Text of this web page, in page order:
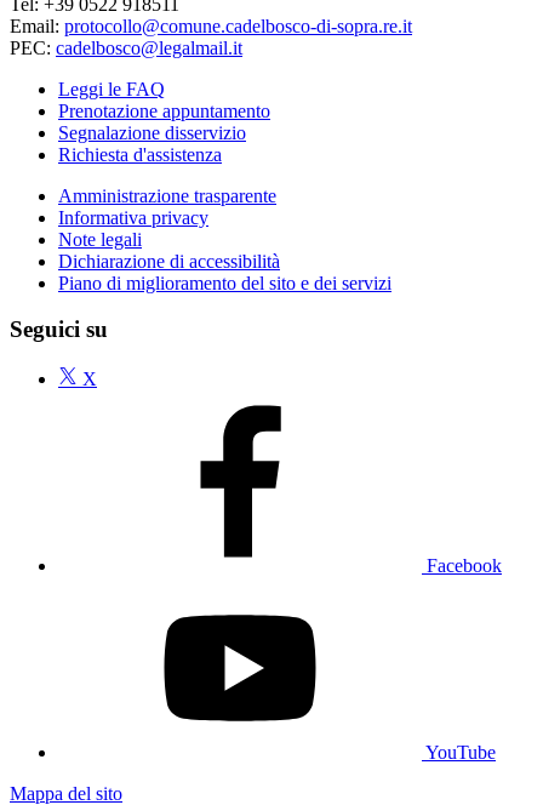
Email: protocollo@comune.cadelbosco-di-sopra.re.it
PEC: cadelbosco@legalmail.it
Leggi le FAQ
Prenotazione appuntamento
Segnalazione disservizio
Richiesta d'assistenza
Amministrazione trasparente
Informativa privacy
Note legali
Dichiarazione di accessibilità
Piano di miglioramento del sito e dei servizi
Seguici su
X
Facebook
YouTube
Mappa del sito